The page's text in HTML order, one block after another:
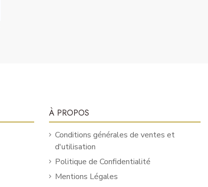
À PROPOS
Conditions générales de ventes et
d'utilisation
Politique de Confidentialité
Mentions Légales